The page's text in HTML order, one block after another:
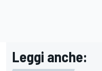
Leggi anche: